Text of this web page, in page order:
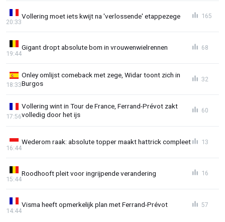
Vollering moet iets kwijt na 'verlossende' etappezege
20:33
165
Gigant dropt absolute bom in vrouwenwielrennen
19:44
68
Onley omlijst comeback met zege, Widar toont zich in
Burgos
18:33
32
Vollering wint in Tour de France, Ferrand-Prévot zakt
volledig door het ijs
17:56
60
Wederom raak: absolute topper maakt hattrick compleet
16:44
13
Roodhooft pleit voor ingrijpende verandering
15:44
16
Visma heeft opmerkelijk plan met Ferrand-Prévot
14:44
57